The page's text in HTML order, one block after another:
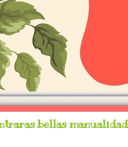
bellas